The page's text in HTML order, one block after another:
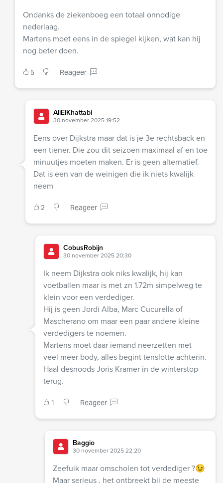
Ondanks de ziekenboeg een totaal onnodige
nederlaag.
Martens moet eens in de spiegel kijken, wat kan hij
nog beter doen.
5 Reageer
AliElKhattabi
30 november 2025 19:52
Eens over Dijkstra maar dat is je 3e rechtsback en
een tiener. Die zou dit seizoen maximaal af en toe
minuutjes moeten maken. Er is geen alternatief.
Dat is een van de weinigen die ik niets kwalijk
neem
2 Reageer
CobusRobijn
30 november 2025 20:30
Ik neem Dijkstra ook niks kwalijk, hij kan
voetballen maar is met zn 1.72m simpelweg te
klein voor een verdediger.
Hij is geen Jordi Alba, Marc Cucurella of
Mascherano om maar een paar andere kleine
verdedigers te noemen.
Martens moet daar iemand neerzetten met
veel meer body, alles begint tenslotte achterin.
Haal desnoods Joris Kramer in de winterstop
terug.
1 Reageer
Baggio
30 november 2025 22:20
Zeefuik maar omscholen tot verdediger ?😉
Maar serieus , het ontbreekt bij de meeste